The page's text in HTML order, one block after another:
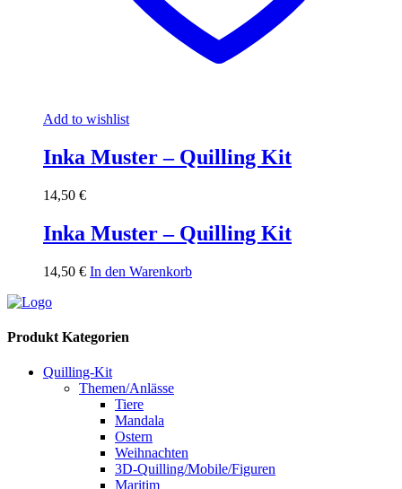
Add to wishlist
Inka Muster – Quilling Kit
14,50 €
Inka Muster – Quilling Kit
14,50 € In den Warenkorb
Produkt Kategorien
Quilling-Kit
Themen/Anlässe
Tiere
Mandala
Ostern
Weihnachten
3D-Quilling/Mobile/Figuren
Maritim